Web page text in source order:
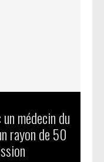
médecin du
rayon de 50